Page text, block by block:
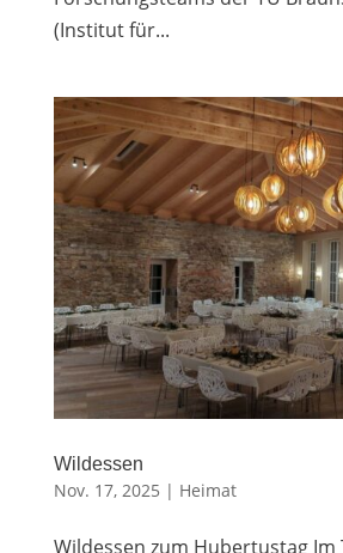
(Institut für...
Wildessen
Nov. 17, 2025 | Heimat
Wildessen zum Hubertustag Im